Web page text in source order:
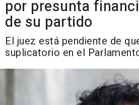
por presunta
de su partido
El juez está pendiente de
suplicatorio en el